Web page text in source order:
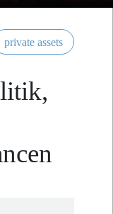
private assets